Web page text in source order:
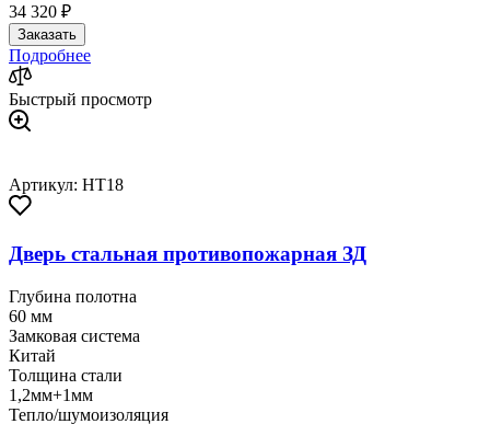
34 320 ₽
Заказать
Подробнее
Быстрый просмотр
Артикул: HT18
Дверь стальная противопожарная ЗД
Глубина полотна
60 мм
Замковая система
Китай
Толщина стали
1,2мм+1мм
Тепло/шумоизоляция